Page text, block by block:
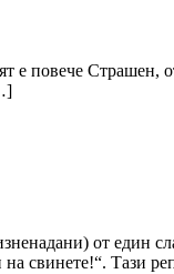
е повече
от един
на свинете!“. Тази